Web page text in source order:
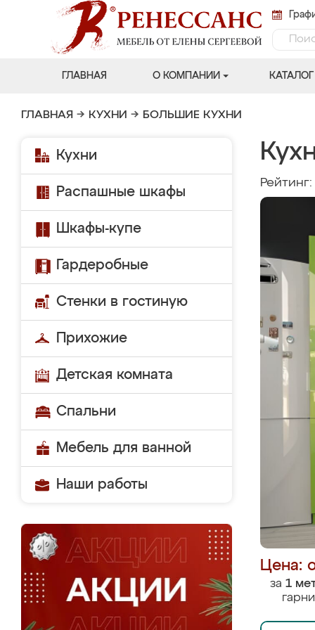
ГЛАВНАЯ О КОМПАНИИ КАТАЛОГ
ГЛАВНАЯ → КУХНИ → БОЛЬШИЕ КУХНИ
Кухни
Распашные шкафы
Шкафы-купе
Гардеробные
Стенки в гостиную
Прихожие
Детская комната
Спальни
Мебель для ванной
Наши работы
Рейтинг:
Цена:
за 1